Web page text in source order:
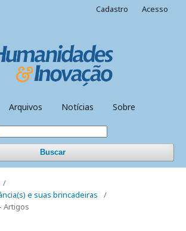
Arquivos Notícias Sobre
Buscar
Cadastro Acesso
/
e suas brincadeiras
/
Artigos